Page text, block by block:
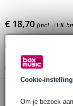
Cookie-
Om je bezoek
€ 18,70 (incl. 21%
Online
Nog 2 stuks op
(en nog ruim